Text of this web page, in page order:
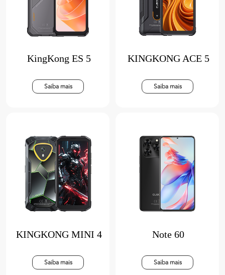
KingKong ES 5
Saiba mais
KINGKONG ACE 5
Saiba mais
KINGKONG MINI 4
Saiba mais
Note 60
Saiba mais